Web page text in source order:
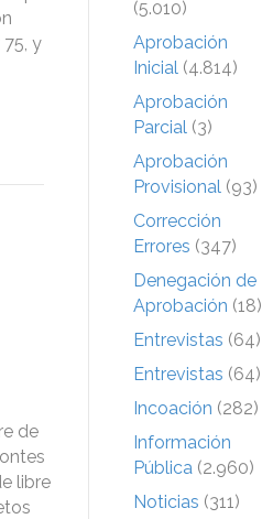
y
de
libre
(5.010)
Aprobación
Inicial (4.814)
Aprobación
Parcial (3)
Aprobación
Provisional (93)
Corrección
Errores (347)
Denegación de
Aprobación (18)
Entrevistas (64)
Entrevistas (64)
Incoación (282)
Información
Pública (2.960)
Noticias (311)